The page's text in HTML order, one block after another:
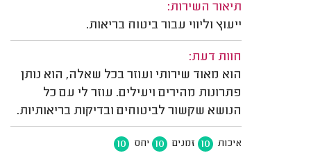
תיאור השירות:
ייעוץ וליווי עבור ביטוח בריאות.
חוות דעת:
הוא מאוד שירותי ועוזר בכל שאלה, הוא נותן
פתרונות מהירים ויעילים. עוזר לי עם כל
הנושא שקשור לביטוחים ובדיקות בריאותיות.
איכות 10 זמנים 10 יחס 10